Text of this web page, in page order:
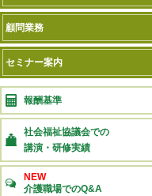
顧問業務
セミナー案内
報酬基準
社会福祉協議会での
講演・研修実績
NEW
介護職場でのQ&A